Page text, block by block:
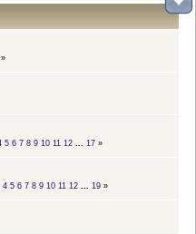
5 6 7 8 9 10 11 12 ... 17»
4 5 6 7 8 9 10 11 12 ... 19»